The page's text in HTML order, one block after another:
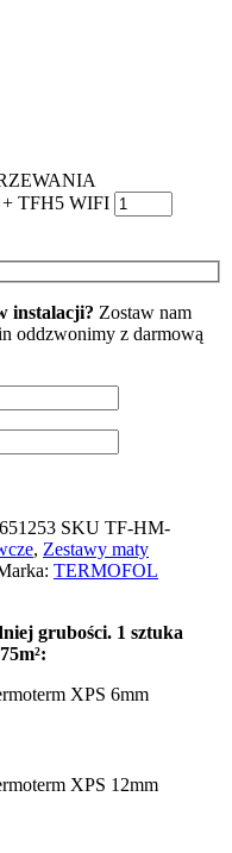
TFH5 WIFI
instalacji? Zostaw nam
oddzwonimy z darmową
SKU TF-HM-
, Zestawy maty
TERMOFOL
grubości. 1 sztuka
XPS 6mm
XPS 12mm